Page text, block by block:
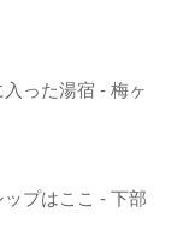
った湯宿 - 梅ヶ
プはここ - 下部